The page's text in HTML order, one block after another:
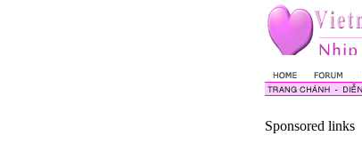
Sponsored links